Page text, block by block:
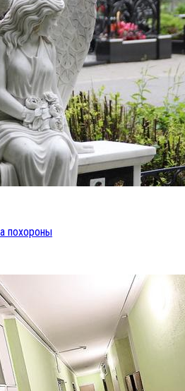
похороны